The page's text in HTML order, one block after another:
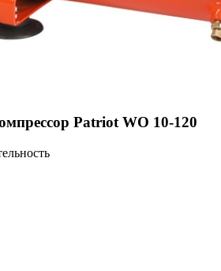
Patriot WO 10-120